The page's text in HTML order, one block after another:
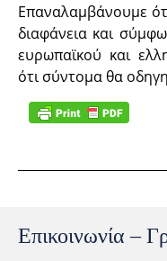
Επαναλαμβάνουμε
διαφάνεια και
ευρωπαϊκού και
ότι σύντομα θα
Επικοινωνία –